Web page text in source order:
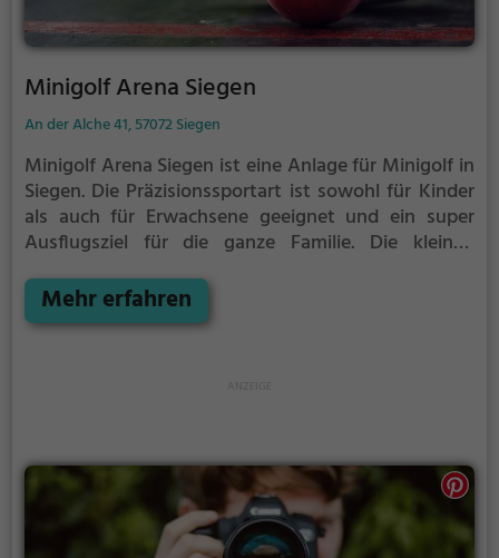
Minigolf Arena Siegen
An der Alche 41, 57072 Siegen
Minigolf Arena Siegen ist eine Anlage für Minigolf in
Siegen. Die Präzisionssportart ist sowohl für Kinder
als auch für Erwachsene geeignet und ein super
Ausflugsziel für die ganze Familie. Die kleinen
Geschicklichkeitswettbewerb ein - wer schafft es mit
den wenigsten Schlägen alle Bahnen zu bezwingen?
Mehr erfahren